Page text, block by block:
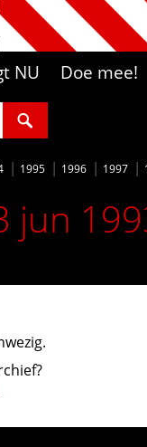
NU Doe mee!
1995 1996 1997
jun